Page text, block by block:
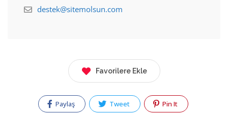
destek@sitemolsun.com
Favorilere Ekle
Paylaş Tweet Pin It